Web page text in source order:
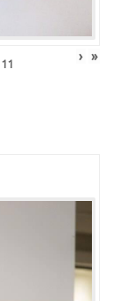
11 › »